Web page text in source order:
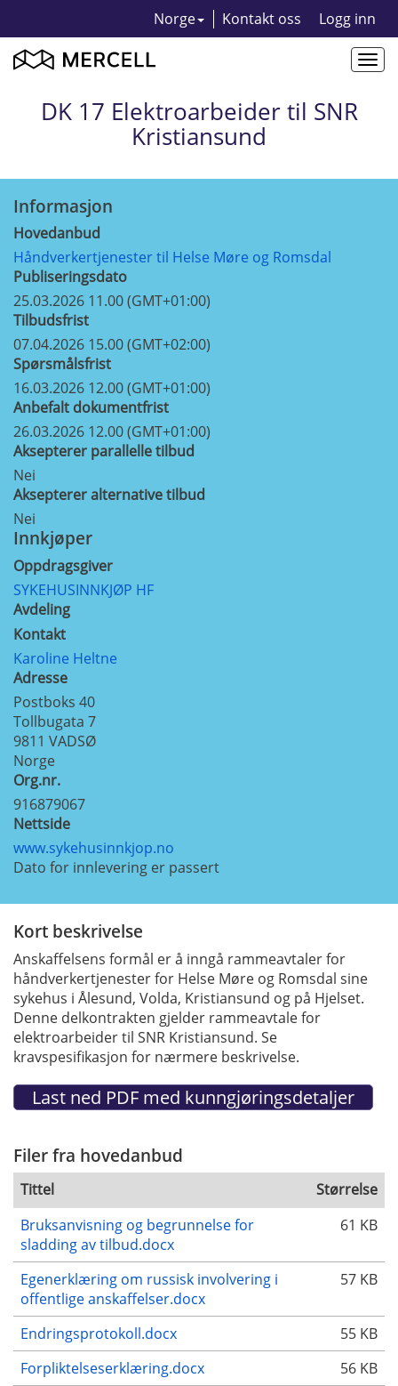
Norge Kontakt oss Logg inn
DK 17 Elektroarbeider til SNR
Kristiansund
Informasjon
Hovedanbud
Håndverkertjenester til Helse Møre og Romsdal
Publiseringsdato
25.03.2026 11.00 (GMT+01:00)
Tilbudsfrist
07.04.2026 15.00 (GMT+02:00)
Spørsmålsfrist
16.03.2026 12.00 (GMT+01:00)
Anbefalt dokumentfrist
26.03.2026 12.00 (GMT+01:00)
Aksepterer parallelle tilbud
Nei
Aksepterer alternative tilbud
Nei
Innkjøper
Oppdragsgiver
SYKEHUSINNKJØP HF
Avdeling
Kontakt
Karoline Heltne
Adresse
Postboks 40
Tollbugata 7
9811 VADSØ
Norge
Org.nr.
916879067
Nettside
www.sykehusinnkjop.no
Dato for innlevering er passert
Kort beskrivelse
Anskaffelsens formål er å inngå rammeavtaler for
håndverkertjenester for Helse Møre og Romsdal sine
sykehus i Ålesund, Volda, Kristiansund og på Hjelset.
Denne delkontrakten gjelder rammeavtale for
elektroarbeider til SNR Kristiansund. Se
kravspesifikasjon for nærmere beskrivelse.
Filer fra hovedanbud
Tittel
Størrelse
Bruksanvisning og begrunnelse for
sladding av tilbud.docx
61 KB
Egenerklæring om russisk involvering i
offentlige anskaffelser.docx
57 KB
Endringsprotokoll.docx
55 KB
Forpliktelseserklæring.docx
56 KB